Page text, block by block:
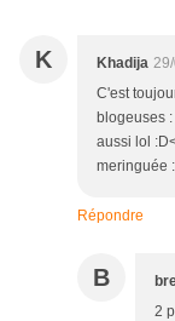
K Khadija
C'est
blogeuses
aussi lol
meringuée
Répondre
B
2